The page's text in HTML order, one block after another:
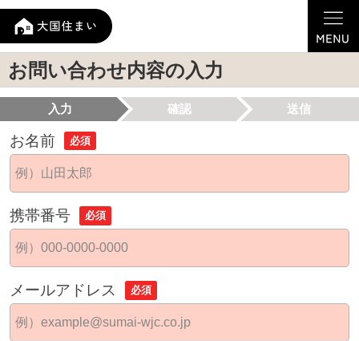
お問い合わせ内容の入力
入力 確認 送信
お名前 必須
携帯番号 必須
メールアドレス 必須